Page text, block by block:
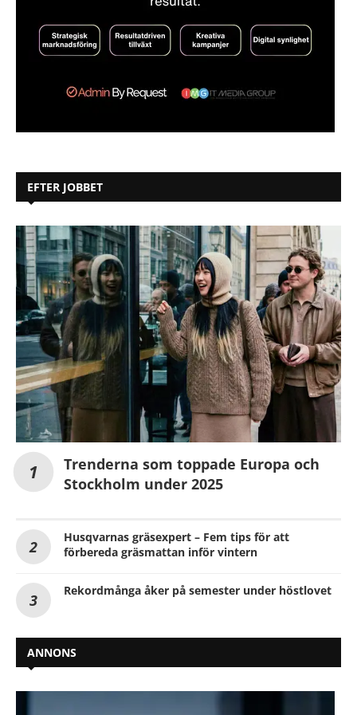
EFTER JOBBET
Trenderna som toppade Europa och
Stockholm under 2025
Husqvarnas gräsexpert – Fem tips för att
förbereda gräsmattan inför vintern
Rekordmånga åker på semester under höstlovet
ANNONS